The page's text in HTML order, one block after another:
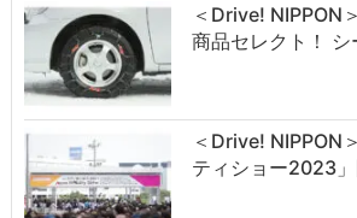
＜Drive! NIPPON
商品セレクト！
＜Drive! NIPPON
ティショー2023